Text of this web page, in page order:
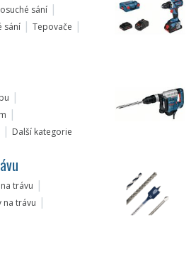
sání
sání
Tepovače
Další kategorie
trávu
na trávu